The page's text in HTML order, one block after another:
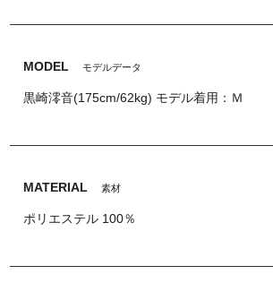
MODEL モデルデータ
黒崎澪音(175cm/62kg) モデル着用：Ｍ
MATERIAL 素材
ポリエステル 100％